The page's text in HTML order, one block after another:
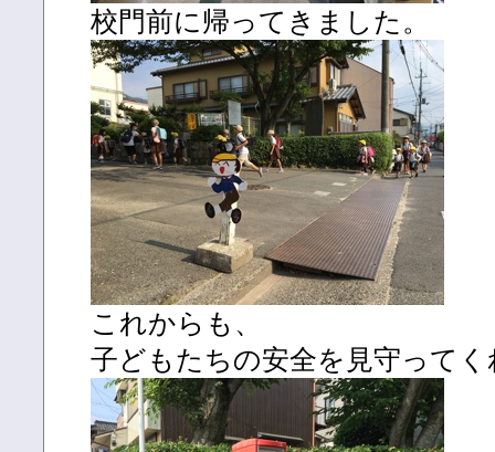
校門前に帰ってきました。
これからも、
子どもたちの安全を見守って